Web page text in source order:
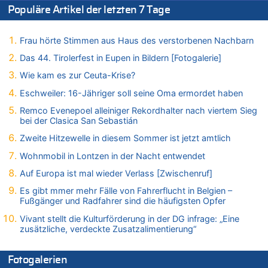
06.08.2026 - 14:51 von Ostbelgien Direkt zu
Zurück an den Rhein: Hendrich wechselt zum 1. FC Köln
06.08.2026 - 14:46 von Hugo Egon Bernhard von Sinnen zu
Frau hörte Stimmen aus Haus des verstorbenen Nachbarn
Zweite Hitzewelle in diesem Sommer ist jetzt amtlich
06.08.2026 - 14:41 von Coralie zu
Zweite Hitzewelle in diesem Sommer ist jetzt amtlich
06.08.2026 - 14:26 von Hugo Egon Bernhard von Sinnen zu
Zweite Hitzewelle in diesem Sommer ist jetzt amtlich
06.08.2026 - 14:11 von Dax zu
Zurück an den Rhein: Hendrich wechselt zum 1. FC Köln
Wasserstand des Rheins in NRW so niedrig wie noch nie
Zweite Hitzewelle in diesem Sommer ist jetzt amtlich
Populäre Artikel der letzten 7 Tage
Frau hörte Stimmen aus Haus des verstorbenen Nachbarn
Das 44. Tirolerfest in Eupen in Bildern [Fotogalerie]
Wie kam es zur Ceuta-Krise?
Eschweiler: 16-Jähriger soll seine Oma ermordet haben
Remco Evenepoel alleiniger Rekordhalter nach viertem Sieg
bei der Clasica San Sebastián
Zweite Hitzewelle in diesem Sommer ist jetzt amtlich
Wohnmobil in Lontzen in der Nacht entwendet
Auf Europa ist mal wieder Verlass [Zwischenruf]
Es gibt mmer mehr Fälle von Fahrerflucht in Belgien –
Fußgänger und Radfahrer sind die häufigsten Opfer
Vivant stellt die Kulturförderung in der DG infrage: „Eine
zusätzliche, verdeckte Zusatzalimentierung“
Fotogalerien